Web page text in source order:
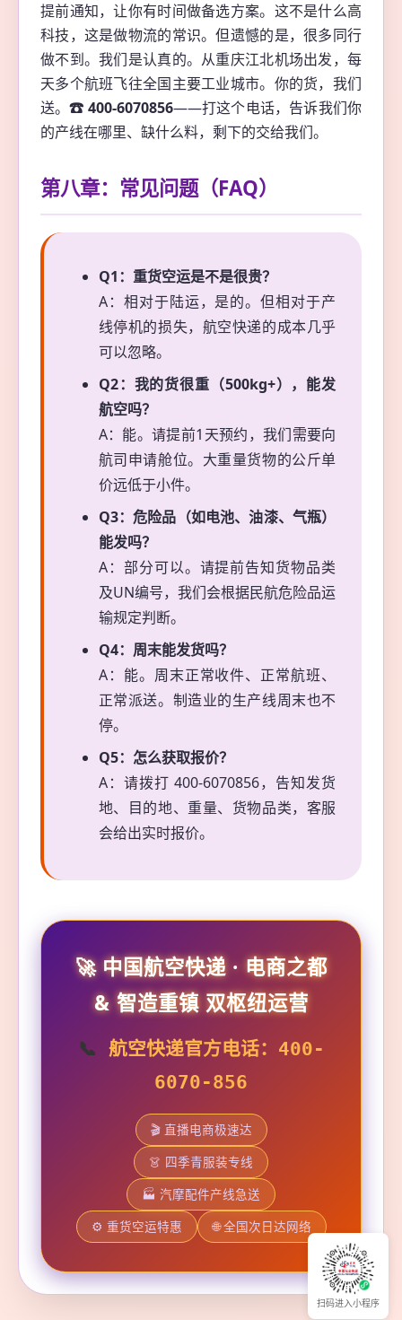
扫码进入小程序
提前通知，让你有时间做备选方案。这不是什么高
科技，这是做物流的常识。但遗憾的是，很多同行
做不到。我们是认真的。从重庆江北机场出发，每
天多个航班飞往全国主要工业城市。你的货，我们
送。☎ 400-6070856——打这个电话，告诉我们你
的产线在哪里、缺什么料，剩下的交给我们。
第八章：常见问题（FAQ）
Q1：重货空运是不是很贵？
A：相对于陆运，是的。但相对于产
线停机的损失，航空快递的成本几乎
可以忽略。
Q2：我的货很重（500kg+），能发
航空吗？
A：能。请提前1天预约，我们需要向
航司申请舱位。大重量货物的公斤单
价远低于小件。
Q3：危险品（如电池、油漆、气瓶）
能发吗？
A：部分可以。请提前告知货物品类
及UN编号，我们会根据民航危险品运
输规定判断。
Q4：周末能发货吗？
A：能。周末正常收件、正常航班、
正常派送。制造业的生产线周末也不
停。
Q5：怎么获取报价？
A：请拨打 400-6070856，告知发货
地、目的地、重量、货物品类，客服
会给出实时报价。
🚀 中国航空快递 · 电商之都
& 智造重镇 双枢纽运营
📞 航空快递官方电话：400-
6070-856
🎬 直播电商极速达
👗 四季青服装专线
🏭 汽摩配件产线急送
⚙️ 重货空运特惠
🌐 全国次日达网络